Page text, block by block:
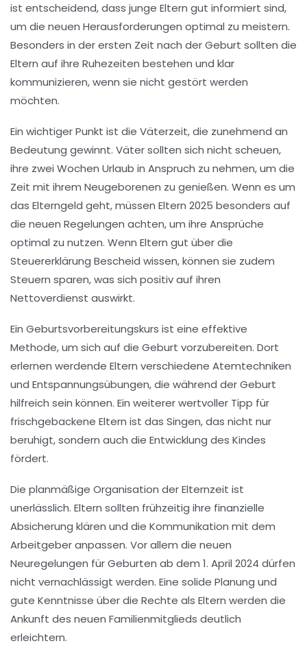
ist entscheidend, dass junge Eltern gut informiert sind,
um die neuen Herausforderungen optimal zu meistern.
Besonders in der ersten Zeit nach der Geburt sollten die
Eltern auf ihre Ruhezeiten bestehen und klar
kommunizieren, wenn sie nicht gestört werden
möchten.
Ein wichtiger Punkt ist die Väterzeit, die zunehmend an
Bedeutung gewinnt. Väter sollten sich nicht scheuen,
ihre zwei Wochen Urlaub in Anspruch zu nehmen, um die
Zeit mit ihrem Neugeborenen zu genießen. Wenn es um
das Elterngeld geht, müssen Eltern 2025 besonders auf
die neuen Regelungen achten, um ihre Ansprüche
optimal zu nutzen. Wenn Eltern gut über die
Steuererklärung Bescheid wissen, können sie zudem
Steuern sparen, was sich positiv auf ihren
Nettoverdienst auswirkt.
Ein Geburtsvorbereitungskurs ist eine effektive
Methode, um sich auf die Geburt vorzubereiten. Dort
erlernen werdende Eltern verschiedene Atemtechniken
und Entspannungsübungen, die während der Geburt
hilfreich sein können. Ein weiterer wertvoller Tipp für
frischgebackene Eltern ist das Singen, das nicht nur
beruhigt, sondern auch die Entwicklung des Kindes
fördert.
Die planmäßige Organisation der Elternzeit ist
unerlässlich. Eltern sollten frühzeitig ihre finanzielle
Absicherung klären und die Kommunikation mit dem
Arbeitgeber anpassen. Vor allem die neuen
Neuregelungen für Geburten ab dem 1. April 2024 dürfen
nicht vernachlässigt werden. Eine solide Planung und
gute Kenntnisse über die Rechte als Eltern werden die
Ankunft des neuen Familienmitglieds deutlich
erleichtern.